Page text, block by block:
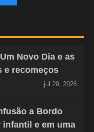
Novo Dia e as
e recomeços
jul 29, 2026
a Bordo
e em uma